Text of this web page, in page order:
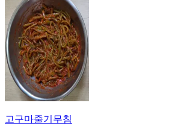
고구마줄기무침